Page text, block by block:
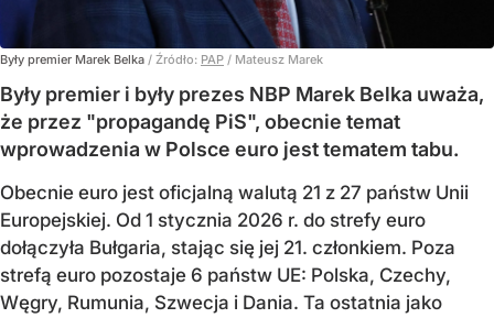
Były premier Marek Belka / Źródło: PAP / Mateusz Marek
Były premier i były prezes NBP Marek Belka uważa,
że przez "propagandę PiS", obecnie temat
wprowadzenia w Polsce euro jest tematem tabu.
Obecnie euro jest oficjalną walutą 21 z 27 państw Unii
Europejskiej. Od 1 stycznia 2026 r. do strefy euro
dołączyła Bułgaria, stając się jej 21. członkiem. Poza
strefą euro pozostaje 6 państw UE: Polska, Czechy,
Węgry, Rumunia, Szwecja i Dania. Ta ostatnia jako